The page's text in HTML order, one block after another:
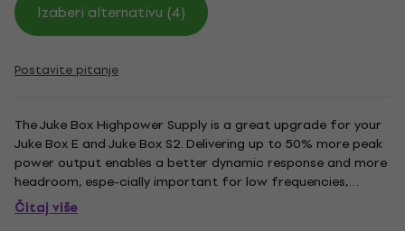
Izaberi alternativu (4)
Postavite pitanje
The Juke Box Highpower Supply is a great upgrade for your
Juke Box E and Juke Box S2. Delivering up to 50% more peak
power output enables a better dynamic response and more
headroom, espe-cially important for low frequencies,
resulting in a more accurate translation of overall
transients and bass power. It provides true grounding over a
Čitaj više